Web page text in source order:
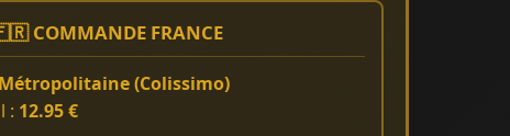
COMMANDE FRANCE
(Colissimo)
: 12.95 €